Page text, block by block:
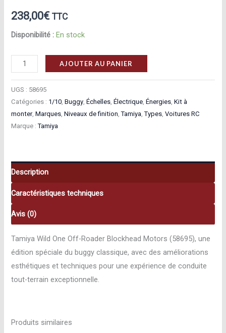
238,00€ TTC
Disponibilité : En stock
quantité
de
Tamiya
Wild
One
Off-
Motors
Buggy
1/10
58695
AJOUTER AU PANIER
UGS : 58695
Catégories : 1/10,Buggy,Échelles,Électrique,Énergies,Kit à
monter,Marques,Niveaux de finition,Tamiya,Types,Voitures RC
Marque :Tamiya
Description
Caractéristiques techniques
Avis (0)
Tamiya Wild One Off-Roader Blockhead Motors (58695), une
édition spéciale du buggy classique, avec des améliorations
esthétiques et techniques pour une expérience de conduite
tout-terrain exceptionnelle.
Produits similaires